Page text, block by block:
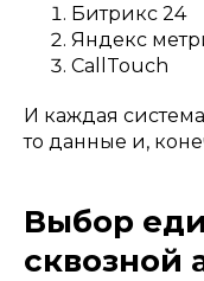
Битрикс 24
Яндекс
CallTouch
И каждая
то данные и,
Выбор
сквозной